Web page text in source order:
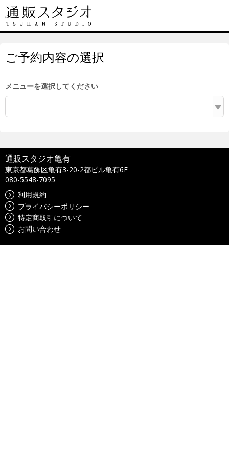
ご予約内容の選択
メニューを選択してください
-
通販スタジオ亀有
東京都葛飾区亀有3-20-2都ビル亀有6F
080-5548-7095
利用規約
プライバシーポリシー
特定商取引について
お問い合わせ